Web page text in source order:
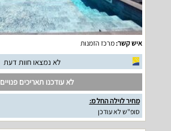
איש קשר:מרכז הזמנות
לא נמצאו חוות דעת
לא עודכנו תאריכים פנויים
מחיר לוילה החל מ:
סופ"ש לא עודכן